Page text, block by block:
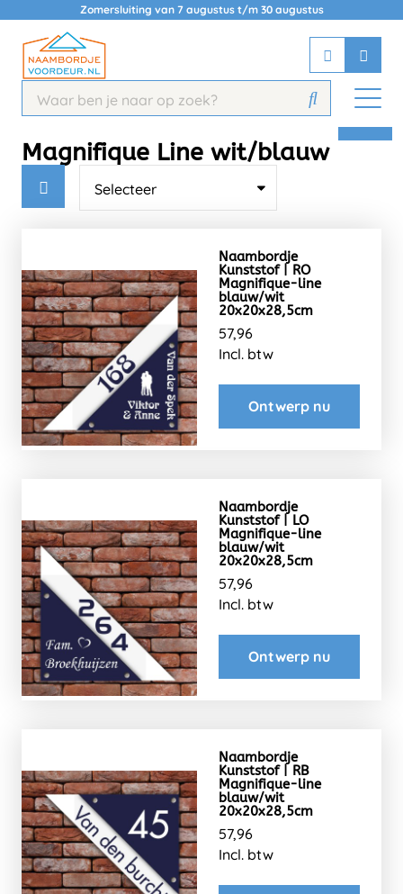
Zomersluiting van 7 augustus t/m 30 augustus
Chat 24/7 met onze chatbot voor
Contact
Magnifique Line wit/blauw
Naambordje
Kunststof | RO
Magnifique-line
blauw/wit
20x20x28,5cm
57,96
Incl. btw
Ontwerp nu
Naambordje
Kunststof | LO
Magnifique-line
blauw/wit
20x20x28,5cm
57,96
Incl. btw
Ontwerp nu
Naambordje
Kunststof | RB
Magnifique-line
blauw/wit
20x20x28,5cm
57,96
Incl. btw